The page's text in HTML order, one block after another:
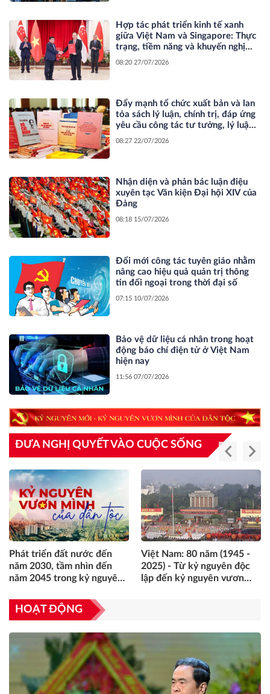
Hợp tác phát triển kinh tế xanh
giữa Việt Nam và Singapore: Thực
trạng, tiềm năng và khuyến nghị
08:20 27/07/2026
Đẩy mạnh tổ chức xuất bản và lan
tỏa sách lý luận, chính trị, đáp ứng
yêu cầu công tác tư tưởng, lý luận
08:27 22/07/2026
Nhận diện và phản bác luận điệu
xuyên tạc Văn kiện Đại hội XIV của
Đảng
08:18 15/07/2026
Đổi mới công tác tuyên giáo nhằm
nâng cao hiệu quả quản trị thông
tin đối ngoại trong thời đại số
07:15 10/07/2026
Bảo vệ dữ liệu cá nhân trong hoạt
động báo chí điện tử ở Việt Nam
hiện nay
11:56 07/07/2026
ĐƯA NGHỊ QUYẾT VÀO CUỘC SỐNG
Việt Nam: 80 năm (1945 -
2025) - Từ kỷ nguyên độc
lập đến kỷ nguyên vươn
Cuộc cách mạng tinh gọn tổ
chức bộ máy của hệ thống
chính trị ở Việt Nam hiện
HOẠT ĐỘNG